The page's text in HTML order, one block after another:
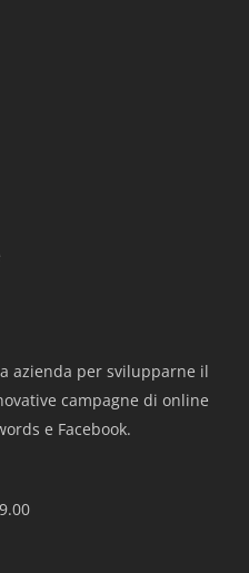
azienda per svilupparne il
campagne di online
e Facebook.